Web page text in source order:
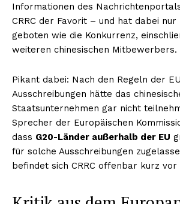
Informationen des
CRRC der Favorit – und hat dabei
geboten wie die Konkurrenz,
weiteren chinesischen Mitbewerbers.
Pikant dabei: Nach den Regeln der
Ausschreibungen hätte das
Staatsunternehmen gar nicht
Sprecher der Europäischen
dass G20-Länder außerhalb der EU
für solche Ausschreibungen
befindet sich CRRC offenbar kurz vor